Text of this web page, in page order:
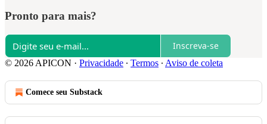
Pronto para mais?
Inscreva-se
© 2026 APICON · Privacidade ∙ Termos ∙ Aviso de coleta
Comece seu Substack